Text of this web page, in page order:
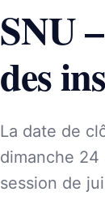
SNU
des
La date de
dimanche
session de